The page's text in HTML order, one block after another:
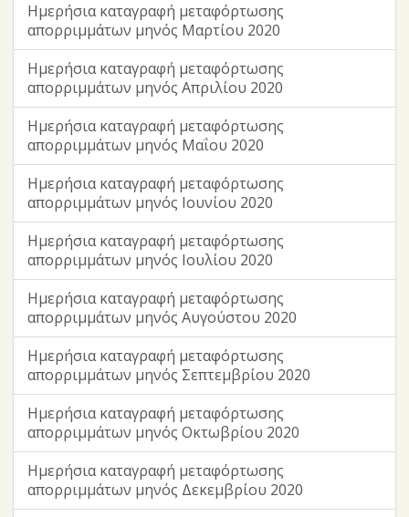
Ημερήσια καταγραφή μεταφόρτωσης
απορριμμάτων μηνός Μαρτίου 2020
Ημερήσια καταγραφή μεταφόρτωσης
απορριμμάτων μηνός Απριλίου 2020
Ημερήσια καταγραφή μεταφόρτωσης
απορριμμάτων μηνός Μαΐου 2020
Ημερήσια καταγραφή μεταφόρτωσης
απορριμμάτων μηνός Ιουνίου 2020
Ημερήσια καταγραφή μεταφόρτωσης
απορριμμάτων μηνός Ιουλίου 2020
Ημερήσια καταγραφή μεταφόρτωσης
απορριμμάτων μηνός Αυγούστου 2020
Ημερήσια καταγραφή μεταφόρτωσης
απορριμμάτων μηνός Σεπτεμβρίου 2020
Ημερήσια καταγραφή μεταφόρτωσης
απορριμμάτων μηνός Οκτωβρίου 2020
Ημερήσια καταγραφή μεταφόρτωσης
απορριμμάτων μηνός Δεκεμβρίου 2020